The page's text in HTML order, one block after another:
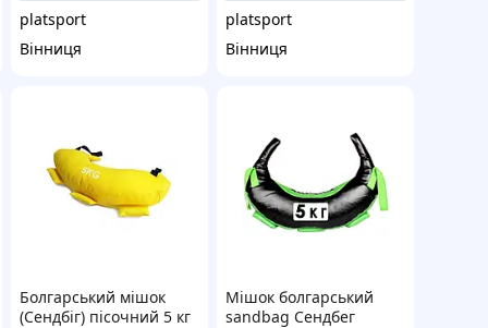
platsport
Вінниця
platsport
Вінниця
Болгарський мішок
(Сендбіг) пісочний 5 кг
Мішок болгарський
sandbag Сендбег